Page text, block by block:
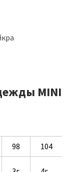
MINI
98
104